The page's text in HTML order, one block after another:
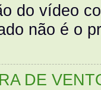
do vídeo
não é o
DE